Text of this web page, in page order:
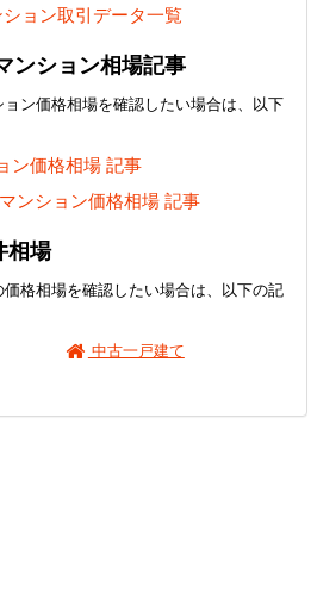
ョン取引データ一覧
ンション相場記事
ン価格相場を確認したい場合は、以下
ン価格相場 記事
ンション価格相場 記事
相場
格相場を確認したい場合は、以下の記
中古一戸建て